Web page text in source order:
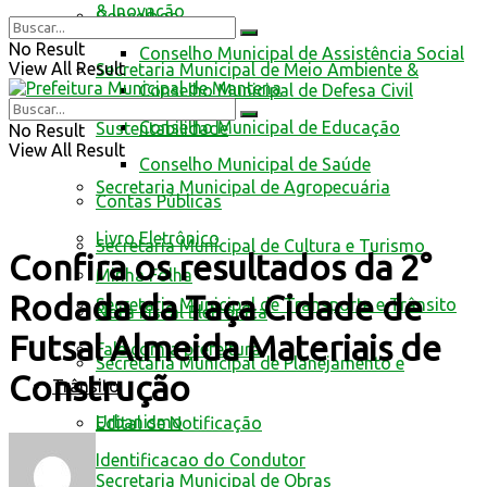
Conselhos
Conselho Municipal de Assistência Social
Conselho Municipal de Defesa Civil
Conselho Municipal de Educação
Conselho Municipal de Saúde
Contas Públicas
Livro Eletrônico
Minha Folha
Nota Fiscal Eletrônica
Fale com a prefeitura
Trânsito
Edital de Notificação
Identificacao do Condutor
& Inovação
Secretaria Municipal de Meio Ambiente &
Sustentabilidade
Secretaria Municipal de Agropecuária
Secretaria Municipal de Cultura e Turismo
Secretaria Municipal de Transporte e Trânsito
Secretaria Municipal de Planejamento e
Urbanismo
Secretaria Municipal de Obras
No Result
View All Result
No Result
View All Result
Confira os resultados da 2°
Rodada da Taça Cidade de
Futsal Almeida Materiais de
Construção